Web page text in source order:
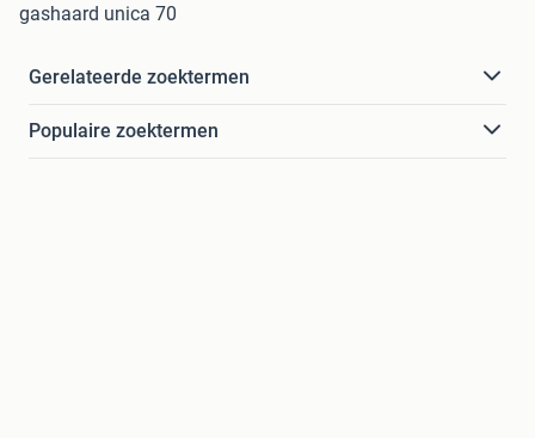
gashaard unica 70
Gerelateerde zoektermen
Populaire zoektermen